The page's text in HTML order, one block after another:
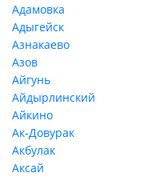
Адамовка
Адыгейск
Азнакаево
Азов
Айгунь
Айдырлинский
Айкино
Ак-Довурак
Акбулак
Аксай